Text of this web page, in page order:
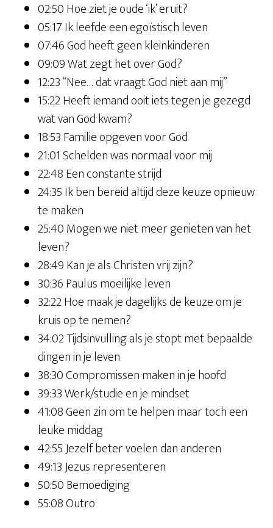
02:50 Hoe ziet je oude ‘ik’ eruit?
05:17 Ik leefde een egoïstisch leven
07:46 God heeft geen kleinkinderen
09:09 Wat zegt het over God?
12:23 “Nee… dat vraagt God niet aan mij”
15:22 Heeft iemand ooit iets tegen je gezegd
wat van God kwam?
18:53 Familie opgeven voor God
21:01 Schelden was normaal voor mij
22:48 Een constante strijd
24:35 Ik ben bereid altijd deze keuze opnieuw
te maken
25:40 Mogen we niet meer genieten van het
leven?
28:49 Kan je als Christen vrij zijn?
30:36 Paulus moeilijke leven
32:22 Hoe maak je dagelijks de keuze om je
kruis op te nemen?
34:02 Tijdsinvulling als je stopt met bepaalde
dingen in je leven
38:30 Compromissen maken in je hoofd
39:33 Werk/studie en je mindset
41:08 Geen zin om te helpen maar toch een
leuke middag
42:55 Jezelf beter voelen dan anderen
49:13 Jezus representeren
50:50 Bemoediging
55:08 Outro